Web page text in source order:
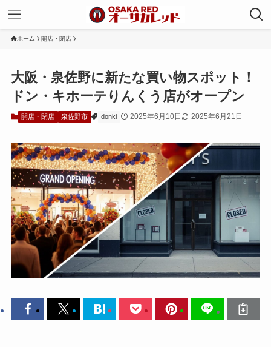
ホーム 開店・閉店
大阪・泉佐野に新たな買い物スポット！
ドン・キホーテりんくう店がオープン
開店・閉店 泉佐野市 donki 2025年6月10日 2025年6月21日